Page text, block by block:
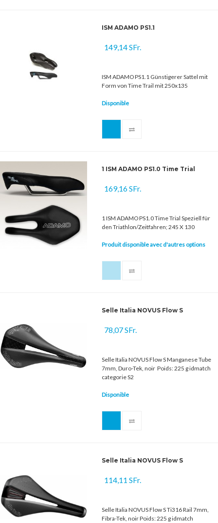
ISM ADAMO PS1.1
149,14 SFr.
ISM ADAMO PS1.1 Günstigerer Sattel mit
Form von Time Trail mit 250x135
Disponible
1 ISM ADAMO PS1.0 Time Trial
169,16 SFr.
1 ISM ADAMO PS1.0 Time Trial Speziell für
den Triathlon/Zeitfahren; 245 X 130
Produit disponible avec d'autres options
Selle Italia NOVUS Flow S
78,07 SFr.
Selle Italia NOVUS Flow S Manganese Tube
7mm, Duro-Tek, noir Poids: 225 g idmatch
categorie S2
Disponible
Selle Italia NOVUS Flow S
114,11 SFr.
Selle Italia NOVUS Flow S Ti316 Rail 7mm,
Fibra-Tek, noir Poids: 225 g idmatch